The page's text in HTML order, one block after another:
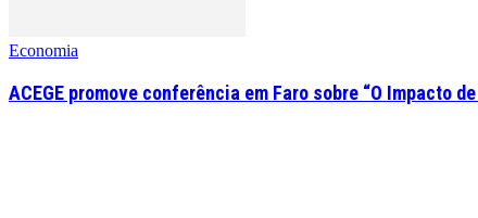
Economia
ACEGE promove conferência em Faro sobre “O Impacto